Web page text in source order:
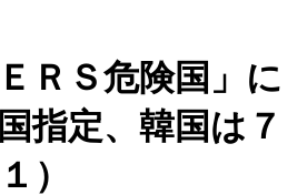
ＲＳ危険国」に
指定、韓国は７
）